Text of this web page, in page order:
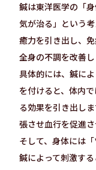
鍼は東洋医学の「
気が治る」という
癒力を引き出し、
全身の不調を改善し
具体的には、鍼に
を付けると、体内
る効果を引き出し
張させ血行を促進さ
そして、身体には
鍼によって刺激す